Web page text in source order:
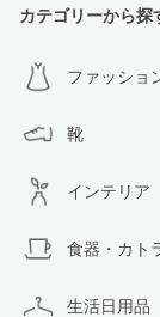
カテゴリーから探
ファッショ
靴
インテリア
食器・カト
生活日用品